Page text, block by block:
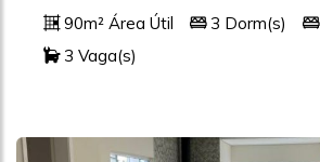
90m² Área Útil 3 Dorm(s)
3 Vaga(s)